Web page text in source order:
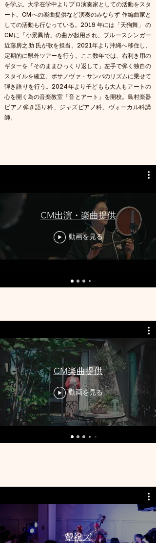
を学ぶ。大学在学中よりプロ演奏家としての活動をスタ
ート。CMへの楽曲提供など演奏のみならず 作編曲家と
しての活動も行なっている。2019 年には「天狗舞」 の
CMに「小景異情」の曲が起用され、ブルースシンガー
近藤房之助 氏が歌を担当。2021年より沖縄へ移住し、
定期的に県外ツアーを行う。ここ数年では、右利き用の
ギターを「そのままひっくり返して」左手で弾く独自の
スタイルを確立。ボサノヴァ・サンバのリズムに乗せて
弾き語りを行う。2024年より子どもも大人もアートの
心を開く為の音楽教室「音とアート」を開校。島村楽器
ピアノ弾き語り科、ジャズピアノ科、ヴォーカル科講
師。
CM出演・楽曲提供
動画を見る
CM楽曲提供
動画を見る
顰祝ズ